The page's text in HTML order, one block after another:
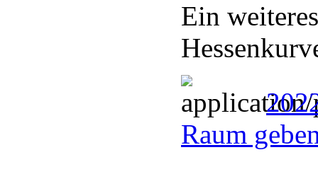
Ein
Raum